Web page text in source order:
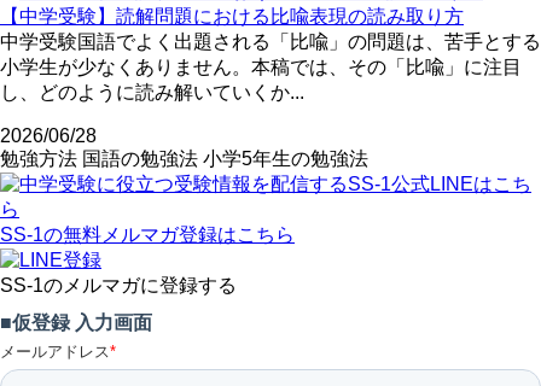
【中学受験】読解問題における比喩表現の読み取り方
中学受験国語でよく出題される「比喩」の問題は、苦手とする
小学生が少なくありません。本稿では、その「比喩」に注目
し、どのように読み解いていくか...
2026/06/28
勉強方法 国語の勉強法 小学5年生の勉強法
SS-1の無料メルマガ登録はこちら
SS-1のメルマガに登録する